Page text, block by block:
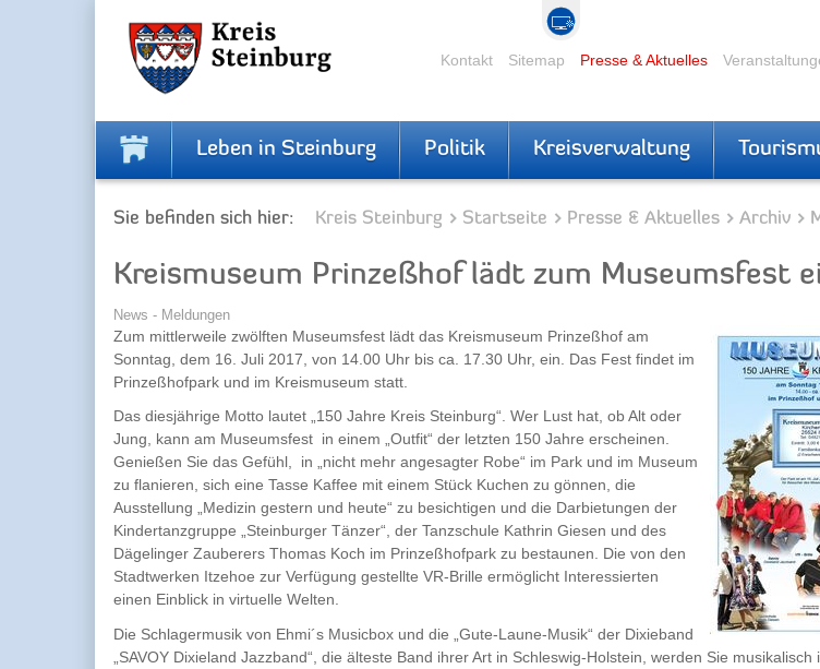
Kontakt Sitemap Presse & Aktuelles
Leben in Steinburg Politik Kreisverwaltung
Sie befinden sich hier: Kreis Steinburg Startseite Presse & Aktuelles Archiv
Kreismuseum Prinzeßhof lädt zum Museumsfest
News - Meldungen
Zum mittlerweile zwölften Museumsfest lädt das Kreismuseum Prinzeßhof am
Sonntag, dem 16. Juli 2017, von 14.00 Uhr bis ca. 17.30 Uhr, ein. Das Fest findet im
Prinzeßhofpark und im Kreismuseum statt.
Das diesjährige Motto lautet „150 Jahre Kreis Steinburg“. Wer Lust hat, ob Alt oder
Jung, kann am Museumsfest in einem „Outfit“ der letzten 150 Jahre erscheinen.
Genießen Sie das Gefühl, in „nicht mehr angesagter Robe“ im Park und im Museum
zu flanieren, sich eine Tasse Kaffee mit einem Stück Kuchen zu gönnen, die
Ausstellung „Medizin gestern und heute“ zu besichtigen und die Darbietungen der
Kindertanzgruppe „Steinburger Tänzer“, der Tanzschule Kathrin Giesen und des
Dägelinger Zauberers Thomas Koch im Prinzeßhofpark zu bestaunen. Die von den
Stadtwerken Itzehoe zur Verfügung gestellte VR-Brille ermöglicht Interessierten
einen Einblick in virtuelle Welten.
Die Schlagermusik von Ehmi´s Musicbox und die „Gute-Laune-Musik“ der Dixieband
„SAVOY Dixieland Jazzband“, die älteste Band ihrer Art in Schleswig-Holstein, werden Sie musikalisch